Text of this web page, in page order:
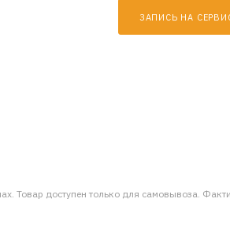
ЗАПИСЬ НА
Товар доступен только для самовывоза.